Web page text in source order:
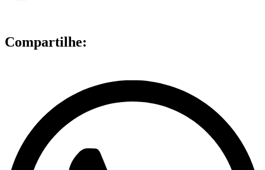
Compartilhe: